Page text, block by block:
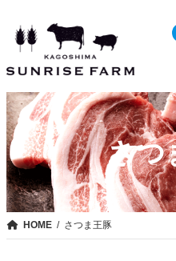
容
ス
キ
ッ
プ
さつ
HOME さつま王豚